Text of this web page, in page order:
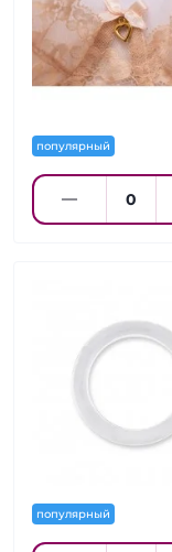
популярный
популярный